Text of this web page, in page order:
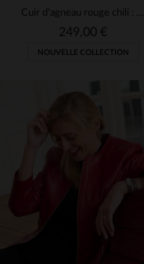
TAILLES DISPONIBLES
Cuir d'agneau rouge chili : perfecto biker féminin, zips et métal.
249,00 €
NOUVELLE COLLECTION